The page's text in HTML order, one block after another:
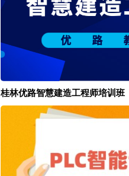
桂林优路智慧建造工程师培训班